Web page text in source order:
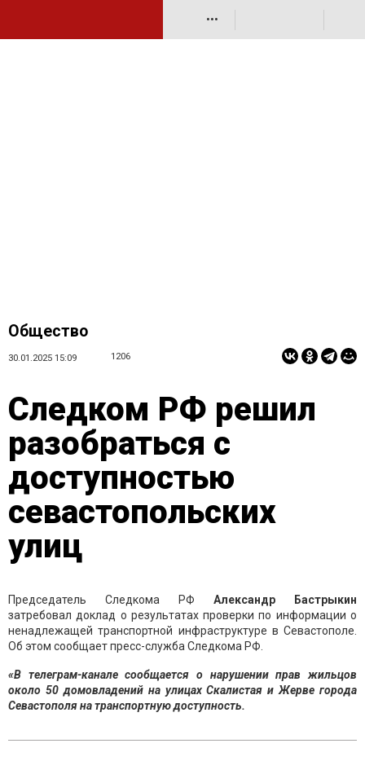
•••
Общество
30.01.2025 15:09 1206
Следком РФ решил
разобраться с
доступностью
севастопольских
улиц
Председатель Следкома РФ Александр Бастрыкин
затребовал доклад о результатах проверки по информации о
ненадлежащей транспортной инфраструктуре в Севастополе.
Об этом сообщает пресс-служба Следкома РФ.
«В телеграм-канале сообщается о нарушении прав жильцов
около 50 домовладений на улицах Скалистая и Жерве города
Севастополя на транспортную доступность.